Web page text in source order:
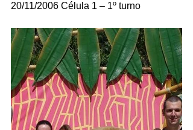
20/11/2006 Célula 1 – 1º turno